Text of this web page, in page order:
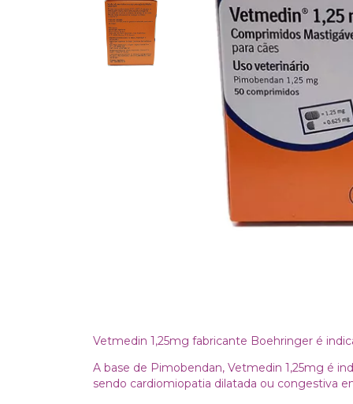
Vetmedin 1,25mg fabricante Boehringer é
A base de Pimobendan, Vetmedin 1,25mg é
sendo cardiomiopatia dilatada ou congestiva